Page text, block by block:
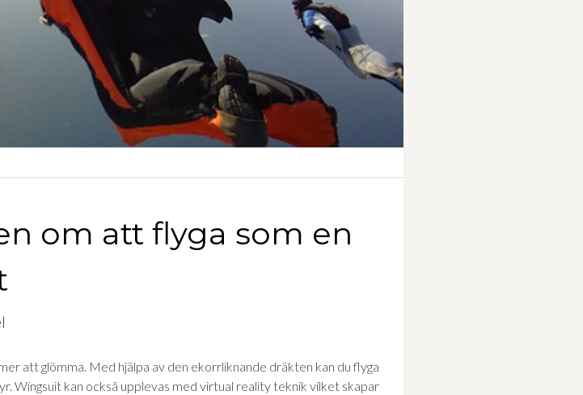
om att flyga som en
att glömma. Med hjälpa av den ekorrliknande dräkten kan du flyga
Wingsuit kan också upplevas med virtual reality teknik vilket skapar